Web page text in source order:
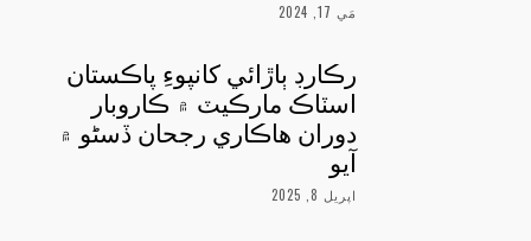
مَي 17, 2024
رڪارڊ ٻاڙائي کانپوءِ پاڪستان
اسٽاڪ مارڪيٽ ۾ ڪاروبار
دوران هاڪاري رجحان ڏسڻو ۾
آيو
اپريل 8, 2025